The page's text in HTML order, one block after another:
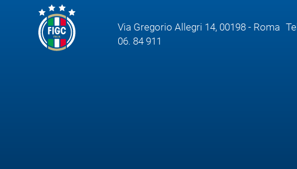
Via Gregorio Allegri 14, 00198 - Roma Tel
06. 84 911